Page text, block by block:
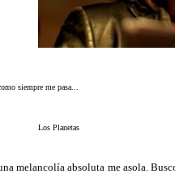
siempre me pasa...
melancolía absoluta me asola.